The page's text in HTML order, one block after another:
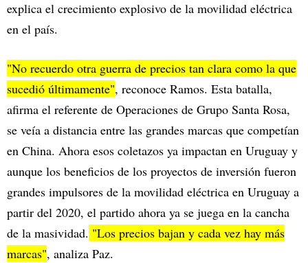
explica el crecimiento explosivo de la movilidad eléctrica
en el país.
"No recuerdo otra guerra de precios tan clara como la que
sucedió últimamente", reconoce Ramos. Esta batalla,
afirma el referente de Operaciones de Grupo Santa Rosa,
se veía a distancia entre las grandes marcas que competían
en China. Ahora esos coletazos ya impactan en Uruguay y
aunque los beneficios de los proyectos de inversión fueron
grandes impulsores de la movilidad eléctrica en Uruguay a
partir del 2020, el partido ahora ya se juega en la cancha
de la masividad. "Los precios bajan y cada vez hay más
marcas", analiza Paz.